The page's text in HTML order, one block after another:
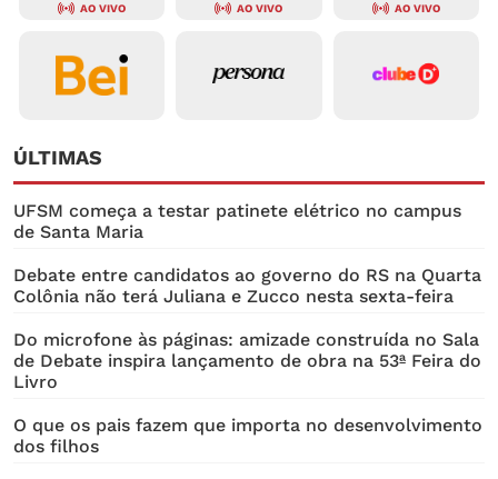
AO VIVO AO VIVO AO VIVO
ÚLTIMAS
UFSM começa a testar patinete elétrico no campus
de Santa Maria
Debate entre candidatos ao governo do RS na Quarta
Colônia não terá Juliana e Zucco nesta sexta-feira
Do microfone às páginas: amizade construída no Sala
de Debate inspira lançamento de obra na 53ª Feira do
Livro
O que os pais fazem que importa no desenvolvimento
dos filhos